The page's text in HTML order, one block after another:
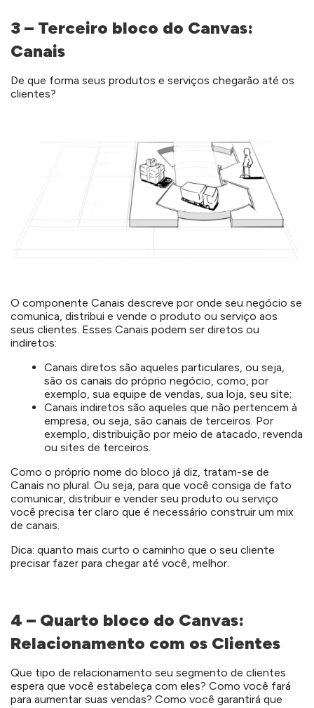
3 – Terceiro bloco do Canvas:
Canais
De que forma seus produtos e serviços chegarão até os
clientes?
O componente Canais descreve por onde seu negócio se
comunica, distribui e vende o produto ou serviço aos
seus clientes. Esses Canais podem ser diretos ou
indiretos:
Canais diretos são aqueles particulares, ou seja,
são os canais do próprio negócio, como, por
exemplo, sua equipe de vendas, sua loja, seu site;
Canais indiretos são aqueles que não pertencem à
empresa, ou seja, são canais de terceiros. Por
exemplo, distribuição por meio de atacado, revenda
ou sites de terceiros.
Como o próprio nome do bloco já diz, tratam-se de
Canais no plural. Ou seja, para que você consiga de fato
comunicar, distribuir e vender seu produto ou serviço
você precisa ter claro que é necessário construir um mix
de canais.
Dica: quanto mais curto o caminho que o seu cliente
precisar fazer para chegar até você, melhor.
4 – Quarto bloco do Canvas:
Relacionamento com os Clientes
Que tipo de relacionamento seu segmento de clientes
espera que você estabeleça com eles? Como você fará
para aumentar suas vendas? Como você garantirá que